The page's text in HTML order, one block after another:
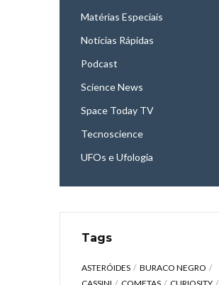
Matérias Especiais
Notícias Rápidas
Podcast
Science News
Space Today TV
Tecnoscience
UFOs e Ufologia
Tags
ASTERÓIDES
BURACO NEGRO